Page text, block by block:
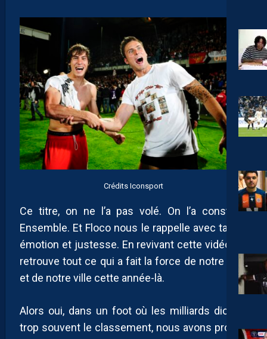
Crédits Iconsport
Ce titre, on ne l’a pas volé. On l’a construit.
Ensemble. Et Floco nous le rappelle avec talent,
émotion et justesse. En revivant cette vidéo, on
retrouve tout ce qui a fait la force de notre club
et de notre ville cette année-là.
Alors oui, dans un foot où les milliards dictent
trop souvent le classement, nous avons prouvé